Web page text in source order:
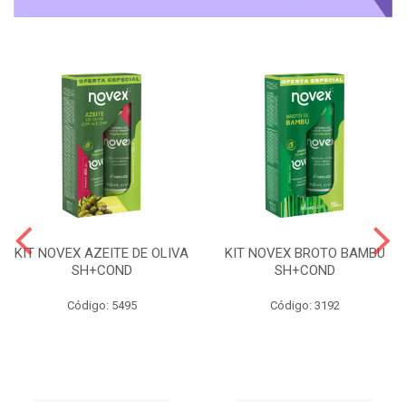
KIT NOVEX AZEITE DE OLIVA
SH+COND
Código: 5495
KIT NOVEX BROTO BAMBU
SH+COND
Código: 3192